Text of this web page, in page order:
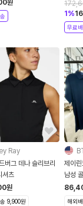
원 치 골
1 %
무료
Ray
버그 데나 슬리브리
셔츠
원
9,900원
제이
남성
티
해외